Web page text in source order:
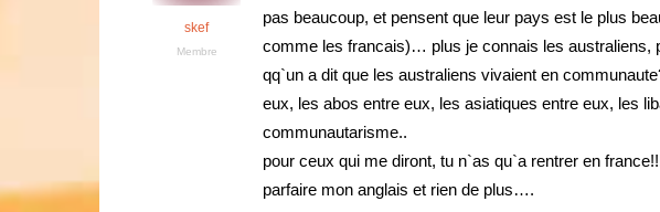
skef
Membre
pas beaucoup, et pensent que leur pays est le plus
comme les francais)… plus je connais les australiens,
qq`un a dit que les australiens vivaient en
eux, les abos entre eux, les asiatiques entre eux, les
communautarisme..
pour ceux qui me diront, tu n`as qu`a rentrer en
parfaire mon anglais et rien de plus….